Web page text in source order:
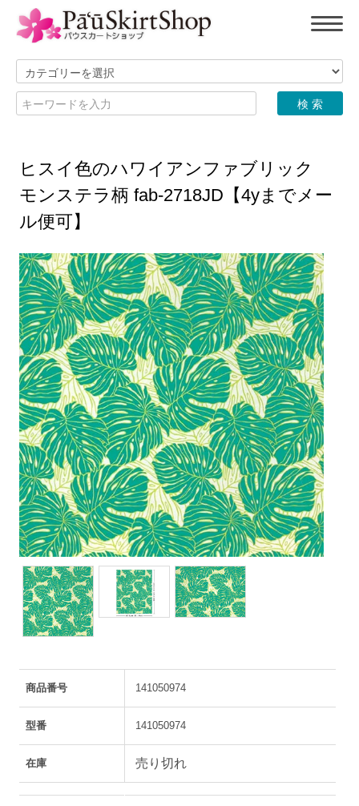
ヒスイ色のハワイアンファブリック
モンステラ柄 fab-2718JD【4yまでメー
ル便可】
商品番号 141050974
型番 141050974
在庫 売り切れ